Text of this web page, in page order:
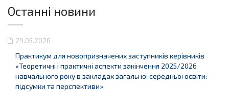
Останні новини
29.05.2026
Практикум для новопризначених заступників керівників
«Теоретичні і практичні аспекти закінчення 2025/2026
навчального року в закладах загальної середньої освіти:
підсумки та перспективи»